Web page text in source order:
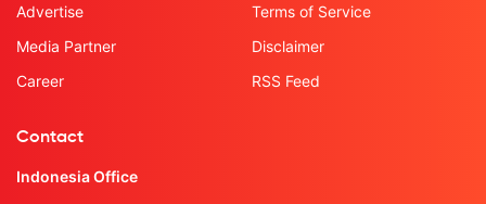
Advertise
Media Partner
Career
Terms of Service
Disclaimer
RSS Feed
Contact
Indonesia Office